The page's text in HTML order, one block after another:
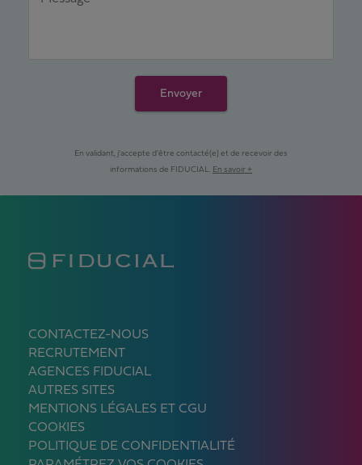
Envoyer
En validant, j'accepte d'être contacté(e) et de recevoir des
informations de FIDUCIAL. En savoir +
CONTACTEZ-NOUS
RECRUTEMENT
AGENCES FIDUCIAL
AUTRES SITES
MENTIONS LÉGALES ET CGU
COOKIES
POLITIQUE DE CONFIDENTIALITÉ